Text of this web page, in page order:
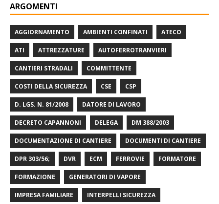
ARGOMENTI
AGGIORNAMENTO AMBIENTI CONFINATI ATECO
ATI ATTREZZATURE AUTOFERROTRANVIERI
CANTIERI STRADALI COMMITTENTE
COSTI DELLA SICUREZZA CSE CSP
D. LGS. N. 81/2008 DATORE DI LAVORO
DECRETO CAPANNONI DELEGA DM 388/2003
DOCUMENTAZIONE DI CANTIERE DOCUMENTI DI CANTIERE
DPR 303/56; DVR ECM FERROVIE FORMATORE
FORMAZIONE GENERATORI DI VAPORE
IMPRESA FAMILIARE INTERPELLI SICUREZZA